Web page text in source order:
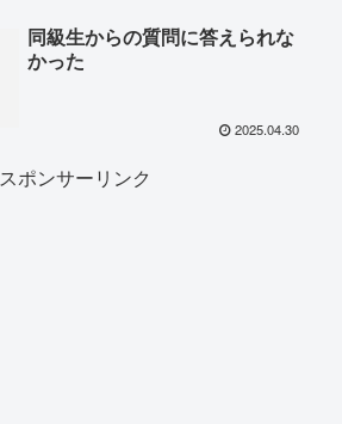
同級生からの質問に答えられな
かった
2025.04.30
スポンサーリンク